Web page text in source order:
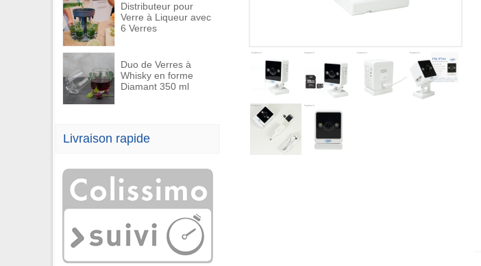
Distributeur pour
Verre à Liqueur avec
6 Verres
Duo de Verres à
Whisky en forme
Diamant 350 ml
Livraison rapide